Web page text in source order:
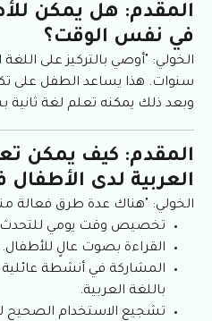
المقدم: هل يمكن
في نفس الوقت؟
الخولي: "أوصي بالتركيز على
سنوات. هذا يساعد الطفل على
وبعد ذلك يمكنه تعلم لغة ثانية
المقدم: كيف يمكن
العربية لدى الأطفال
الخولي: "هناك عدة طرق فعالة
تخصيص وقت يومي للتحدث
القراءة بصوت عالٍ للأطفال.
المشاركة في أنشطة
باللغة العربية.
تشجيع الاستخدام الصحيح